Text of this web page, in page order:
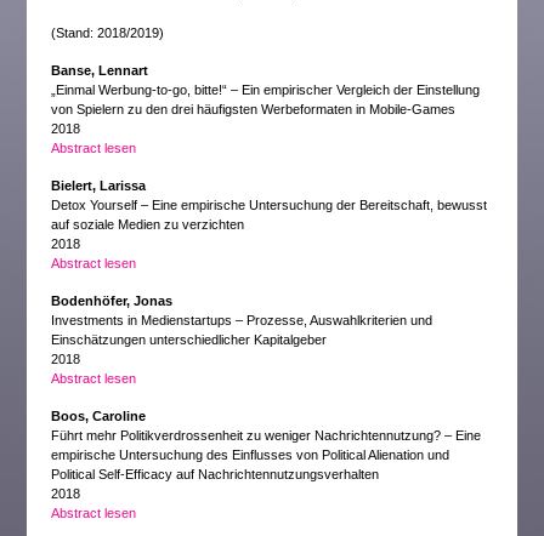
(Stand: 2018/2019)
Banse, Lennart
„Einmal Werbung-to-go, bitte!“ – Ein empirischer Vergleich der Einstellung
von Spielern zu den drei häufigsten Werbeformaten in Mobile-Games
2018
Abstract lesen
Bielert, Larissa
Detox Yourself – Eine empirische Untersuchung der Bereitschaft, bewusst
auf soziale Medien zu verzichten
2018
Abstract lesen
Bodenhöfer, Jonas
Investments in Medienstartups – Prozesse, Auswahlkriterien und
Einschätzungen unterschiedlicher Kapitalgeber
2018
Abstract lesen
Boos, Caroline
Führt mehr Politikverdrossenheit zu weniger Nachrichtennutzung? – Eine
empirische Untersuchung des Einflusses von Political Alienation und
Political Self-Efficacy auf Nachrichtennutzungsverhalten
2018
Abstract lesen